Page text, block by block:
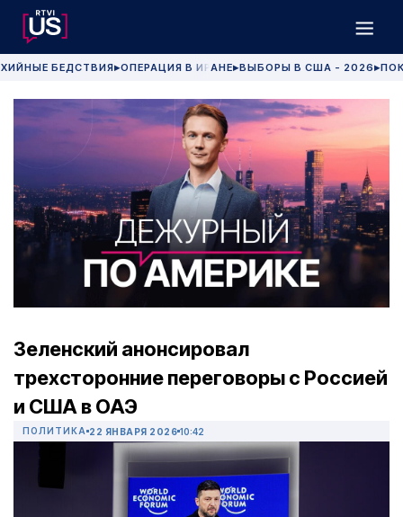
БЕДСТВИЯ▶ОПЕРАЦИЯ В ИРАНЕ▶ВЫБОРЫ В США - 2026 ▶
Зеленский анонсировал
трехсторонние переговоры с Россией
и США в ОАЭ
ПОЛИТИКА 22 ЯНВАРЯ 2026 10:42